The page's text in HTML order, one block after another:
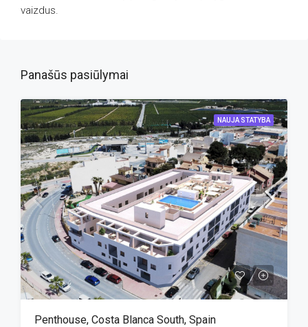
vaizdus.
Panašūs pasiūlymai
NAUJA STATYBA
Penthouse, Costa Blanca South, Spain